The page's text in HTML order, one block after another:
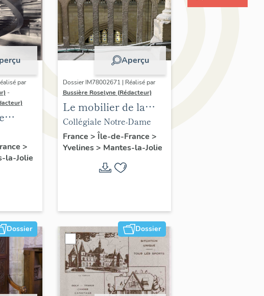
par
-
>
la-Jolie
Aperçu
Dossier IM78002671 | Réalisé par
Bussière Roselyne (Rédacteur)
Le mobilier de la
collégiale
Collégiale Notre-Dame
France > Île-de-France >
Yvelines> Mantes-la-Jolie
Dossier Dossier